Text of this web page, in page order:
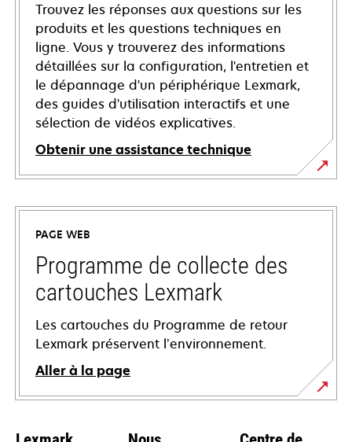
Trouvez les réponses aux questions sur les
produits et les questions techniques en
ligne. Vous y trouverez des informations
détaillées sur la configuration, l'entretien et
le dépannage d'un périphérique Lexmark,
des guides d'utilisation interactifs et une
sélection de vidéos explicatives.
Obtenir une assistance technique
s’ouvre
dans
nouvel
onglet
PAGE WEB
Programme de collecte des
cartouches Lexmark
Les cartouches du Programme de retour
Lexmark préservent l’environnement.
Aller à la page